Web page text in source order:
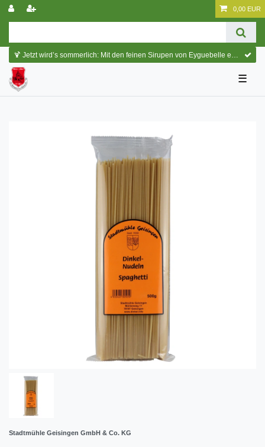
0,00 EUR
🍹 Jetzt wird’s sommerlich: Mit den feinen Sirupen von Eyguebelle entstehen erfrischende Cocktails und köstliche Sommerdrinks.
☰
Stadtmühle Geisingen GmbH & Co. KG